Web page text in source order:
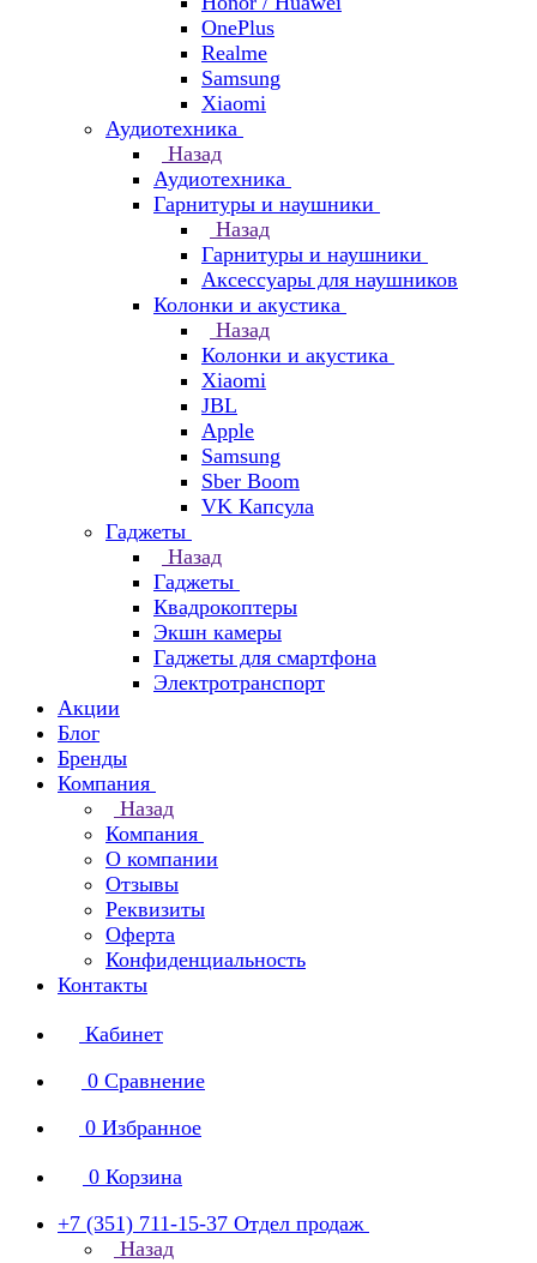
OnePlus
Realme
Samsung
Xiaomi
Аудиотехника
Назад
Аудиотехника
Гарнитуры и наушники
Назад
Гарнитуры и наушники
Аксессуары для наушников
Колонки и акустика
Назад
Колонки и акустика
Xiaomi
JBL
Apple
Samsung
Sber Boom
VK Капсула
Гаджеты
Назад
Гаджеты
Квадрокоптеры
Экшн камеры
Гаджеты для смартфона
Электротранспорт
Акции
Блог
Бренды
Компания
Назад
Компания
О компании
Отзывы
Реквизиты
Оферта
Конфиденциальность
Контакты
Кабинет
0 Сравнение
0 Избранное
0 Корзина
+7 (351) 711-15-37 Отдел продаж
Назад